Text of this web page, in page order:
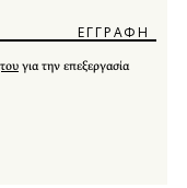
για την επεξεργασία